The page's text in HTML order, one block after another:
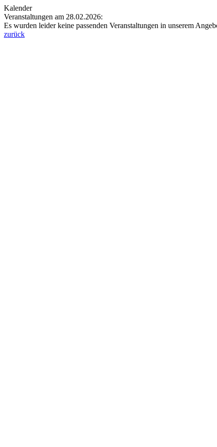
Kalender
Veranstaltungen am 28.02.2026:
Es wurden leider keine passenden Veranstaltungen in unserem
zurück